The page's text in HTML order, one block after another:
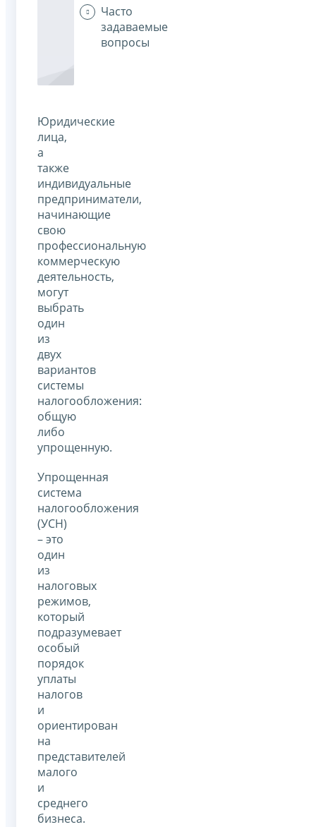
Часто
задаваемые
вопросы
Юридические
лица,
а
также
индивидуальные
предприниматели,
начинающие
свою
профессиональную
коммерческую
деятельность,
могут
выбрать
один
из
двух
вариантов
системы
налогообложения:
общую
либо
упрощенную.
Упрощенная
система
налогообложения
(УСН)
– это
один
из
налоговых
режимов,
который
подразумевает
особый
порядок
уплаты
налогов
и
ориентирован
на
представителей
малого
и
среднего
бизнеса.